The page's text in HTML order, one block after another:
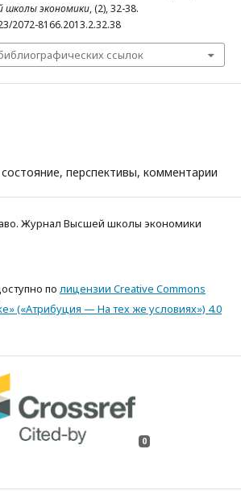
школы экономики, (2), 32-38.
2072-8166.2013.2.32.38
ссылок
перспективы, комментарии
Журнал Высшей школы экономики
по лицензии Creative Commons
(«Атрибуция — На тех же условиях») 4.0
0